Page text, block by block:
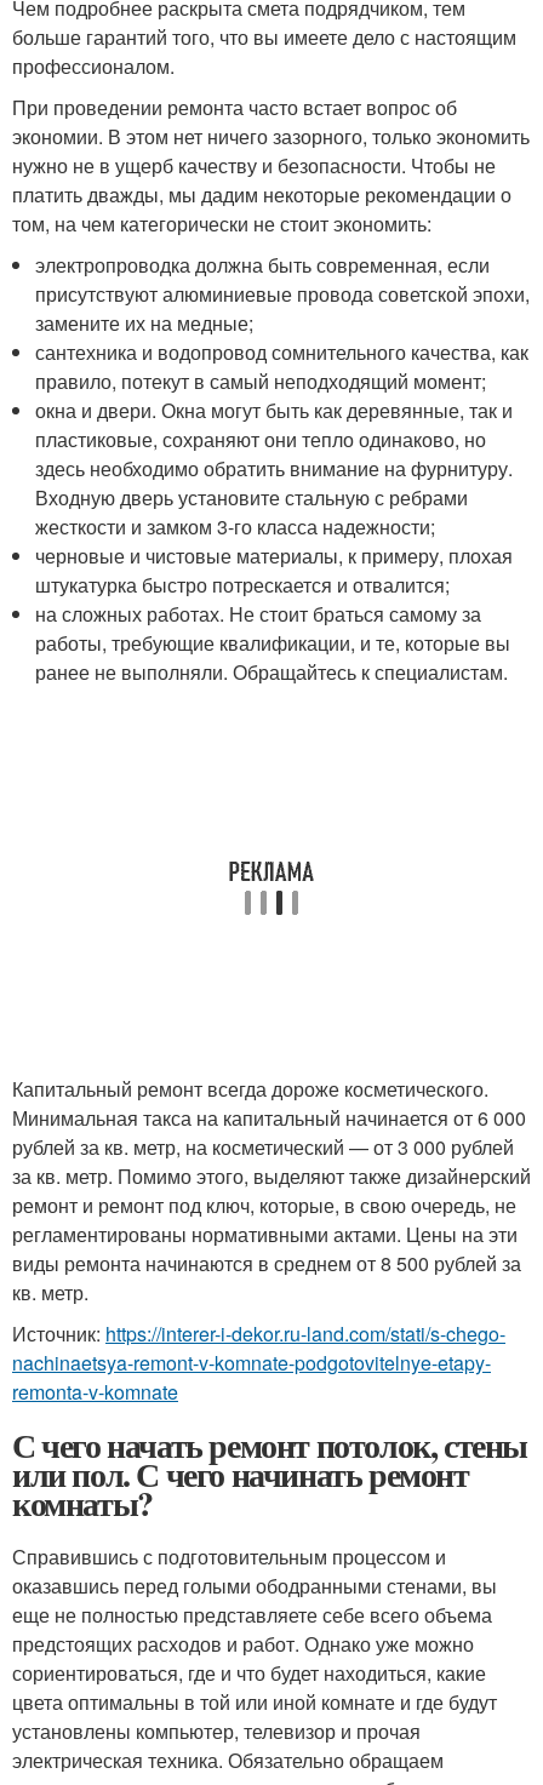
Чем подробнее раскрыта смета подрядчиком, тем
больше гарантий того, что вы имеете дело с настоящим
профессионалом.
При проведении ремонта часто встает вопрос об
экономии. В этом нет ничего зазорного, только экономить
нужно не в ущерб качеству и безопасности. Чтобы не
платить дважды, мы дадим некоторые рекомендации о
том, на чем категорически не стоит экономить:
электропроводка должна быть современная, если
присутствуют алюминиевые провода советской эпохи,
замените их на медные;
сантехника и водопровод сомнительного качества, как
правило, потекут в самый неподходящий момент;
окна и двери. Окна могут быть как деревянные, так и
пластиковые, сохраняют они тепло одинаково, но
здесь необходимо обратить внимание на фурнитуру.
Входную дверь установите стальную с ребрами
жесткости и замком 3-го класса надежности;
черновые и чистовые материалы, к примеру, плохая
штукатурка быстро потрескается и отвалится;
на сложных работах. Не стоит браться самому за
работы, требующие квалификации, и те, которые вы
ранее не выполняли. Обращайтесь к специалистам.
Капитальный ремонт всегда дороже косметического.
Минимальная такса на капитальный начинается от 6 000
рублей за кв. метр, на косметический — от 3 000 рублей
за кв. метр. Помимо этого, выделяют также дизайнерский
ремонт и ремонт под ключ, которые, в свою очередь, не
регламентированы нормативными актами. Цены на эти
виды ремонта начинаются в среднем от 8 500 рублей за
кв. метр.
Источник: https://interer-i-dekor.ru-land.com/stati/s-chego-
nachinaetsya-remont-v-komnate-podgotovitelnye-etapy-
remonta-v-komnate
С чего начать ремонт потолок, стены
или пол. С чего начинать ремонт
комнаты?
Справившись с подготовительным процессом и
оказавшись перед голыми ободранными стенами, вы
еще не полностью представляете себе всего объема
предстоящих расходов и работ. Однако уже можно
сориентироваться, где и что будет находиться, какие
цвета оптимальны в той или иной комнате и где будут
установлены компьютер, телевизор и прочая
электрическая техника. Обязательно обращаем